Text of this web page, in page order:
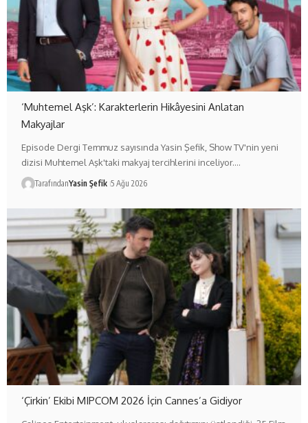
‘Muhtemel Aşk’: Karakterlerin Hikâyesini Anlatan
Makyajlar
Episode Dergi Temmuz sayısında Yasin Şefik, Show TV'nin yeni
dizisi Muhtemel Aşk'taki makyaj tercihlerini inceliyor.…
TarafındanYasin Şefik 5 Ağu 2026
‘Çirkin’ Ekibi MIPCOM 2026 İçin Cannes’a Gidiyor